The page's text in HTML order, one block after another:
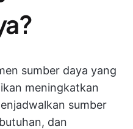
sumber daya yang
meningkatkan
sumber
dan